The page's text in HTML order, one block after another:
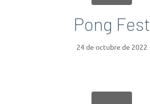
Pong Fest
24 de octubre de 2022